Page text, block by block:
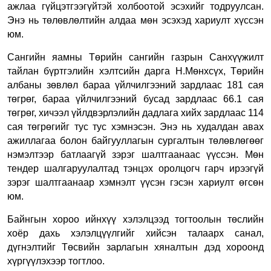
ажлаа гүйцэтгээгүйтэй холбоотой эсэхийг тодруулсан.
Энэ нь төлөвлөлтийн алдаа мөн эсэхэд хариулт хүссэн
юм.
Сангийн яамны Төрийн сангийн газрын Санхүүжилт
тайлан бүртгэлийн хэлтсийн дарга Н.Мөнхсүх, Төрийн
албаны зөвлөл бараа үйлчилгээний зардлаас 181 сая
төгрөг, бараа үйлчилгээний бусад зардлаас 66.1 сая
төгрөг, хичээл үйлдвэрлэлийн дадлага хийх зардлаас 114
сая төгрөгийг тус тус хэмнэсэн. Энэ нь худалдан авах
ажиллагаа болон байгууллагын сургалтын төлөвлөгөөг
нэмэлтээр батлаагүй зэрэг шалтгаанаас үүссэн. Мөн
тендер шалгаруулалтад тэнцэх оролцогч гарч ирээгүй
зэрэг шалтгаанаар хэмнэлт үүсэн гэсэн хариулт өгсөн
юм.
Байнгын хороо ийнхүү хэлэлцээд тогтоолын төслийн
хоёр дахь хэлэлцүүлгийг хийсэн талаарх санал,
дүгнэлтийг Төсвийн зарлагын хяналтын дэд хороонд
хүргүүлэхээр тогтлоо.